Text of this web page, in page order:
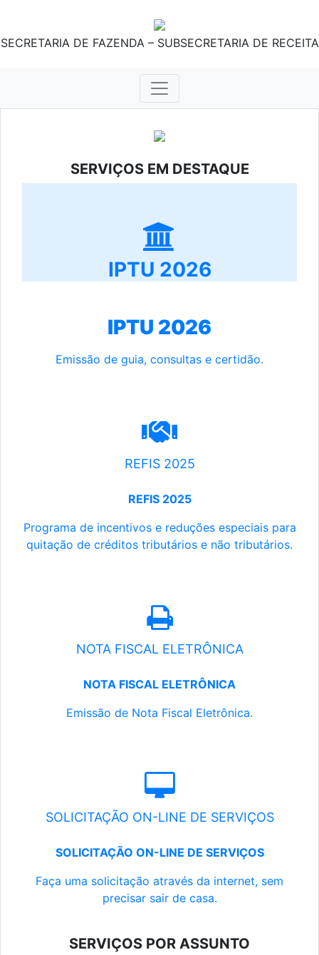
SECRETARIA DE FAZENDA – SUBSECRETARIA DE RECEITA
SERVIÇOS EM DESTAQUE
IPTU 2026
IPTU 2026
Emissão de guia, consultas e certidão.
REFIS 2025
REFIS 2025
Programa de incentivos e reduções especiais para
quitação de créditos tributários e não tributários.
NOTA FISCAL ELETRÔNICA
NOTA FISCAL ELETRÔNICA
Emissão de Nota Fiscal Eletrônica.
SOLICITAÇÃO ON-LINE DE SERVIÇOS
SOLICITAÇÃO ON-LINE DE SERVIÇOS
Faça uma solicitação através da internet, sem
precisar sair de casa.
SERVIÇOS POR ASSUNTO